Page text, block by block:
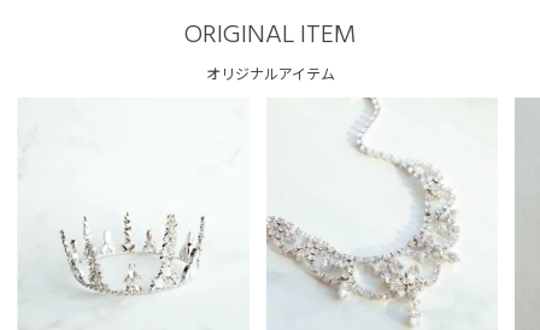
ORIGINAL ITEM
オリジナルアイテム